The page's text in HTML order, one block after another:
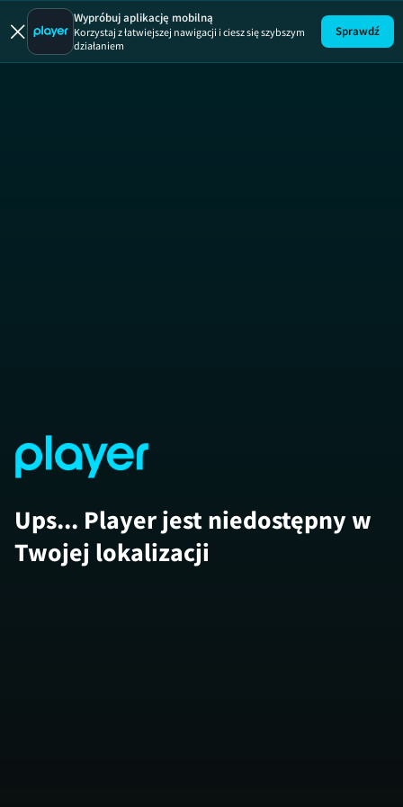
Uwaga!
Wypróbuj aplikację mobilną
Korzystaj z łatwiejszej nawigacji i ciesz się szybszym
działaniem
Sprawdź
Ups... Player jest niedostępny w
Twojej lokalizacji